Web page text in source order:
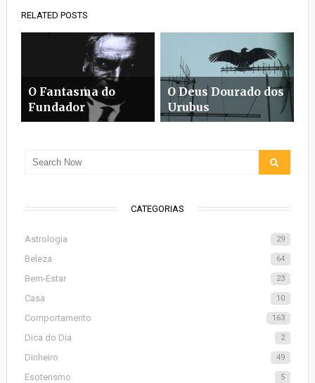
RELATED POSTS
O Fantasma do
Fundador
O Deus Dourado dos
Urubus
CATEGORIAS
Astrologia 29
Beleza 64
Bem-Estar 23
Casa 10
Comportamento 163
Dica do Dia 2
Dinheiro 49
Esoterismo 5